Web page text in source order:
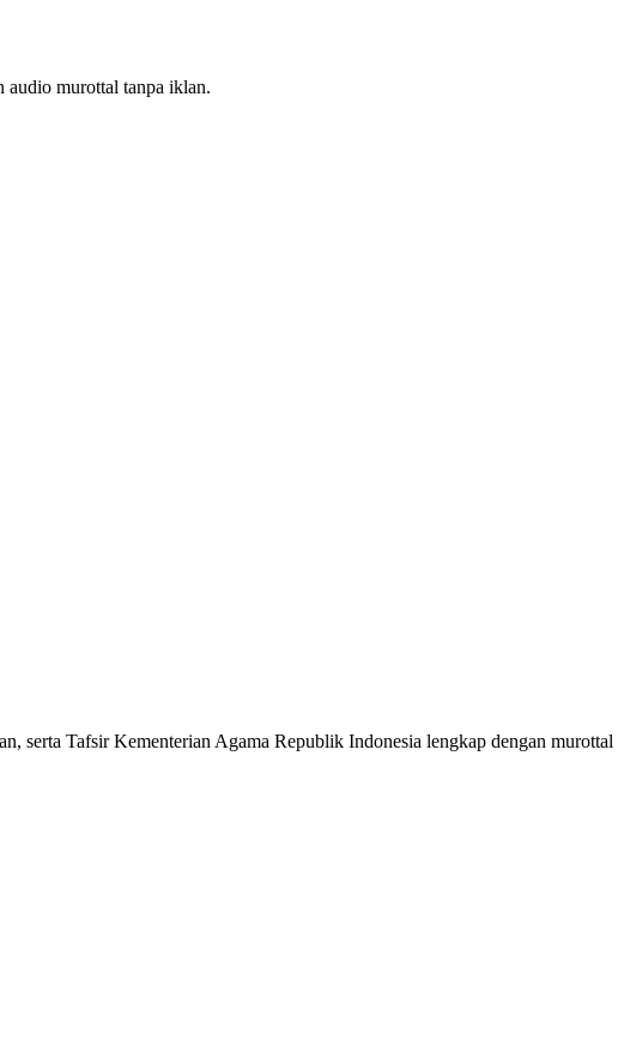
audio murottal tanpa iklan.
serta Tafsir Kementerian Agama Republik Indonesia lengkap dengan murottal